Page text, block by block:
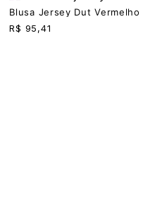
Blusa Jersey Dut Vermelho
R$ 95,41